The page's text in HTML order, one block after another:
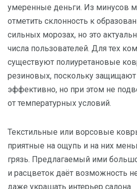
умеренные деньги. Из минусов
отметить склонность к
сильных морозах, но это
числа пользователей. Для тех
существуют полиуретановые
резиновых, поскольку
эффективно, но при этом не
от температурных условий.
Текстильные или ворсовые
приятные на ощупь и на них
грязь. Предлагаемый ими
и расцветок даёт возможность
даже украшать интерьер салона.